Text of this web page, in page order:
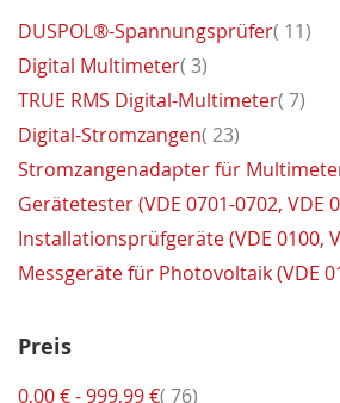
DUSPOL®-Spannungsprüfer 11
Digital Multimeter 3Artikel
TRUE RMS Digital-Multimeter 7
Digital-Stromzangen 23Artikel
Stromzangenadapter für
Gerätetester (VDE 0701-0702, VDE
Installationsprüfgeräte (VDE 0100,
Messgeräte für Photovoltaik (VDE
Preis
0,00 €-999,99 € 76Artikel